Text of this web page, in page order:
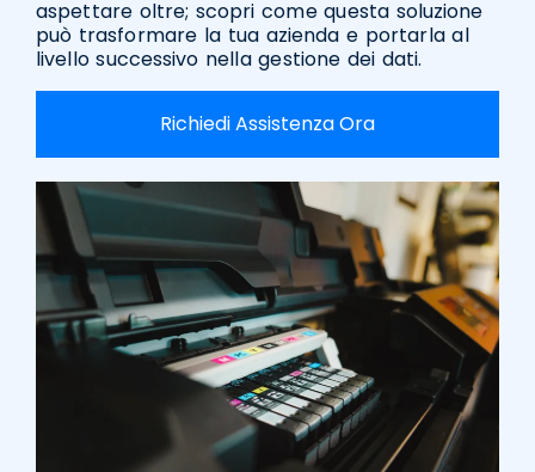
aspettare oltre; scopri come questa soluzione
può trasformare la tua azienda e portarla al
livello successivo nella gestione dei dati.
Richiedi Assistenza Ora